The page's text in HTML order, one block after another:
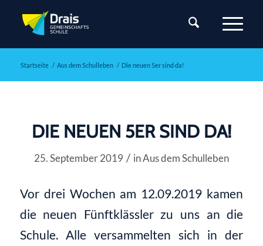
Startseite / Aus dem Schulleben / Die neuen 5er sind da!
DIE NEUEN 5ER SIND DA!
25. September 2019 / inAus dem Schulleben
Vor drei Wochen am 12.09.2019 kamen
die neuen Fünftklässler zu uns an die
Schule. Alle versammelten sich in der